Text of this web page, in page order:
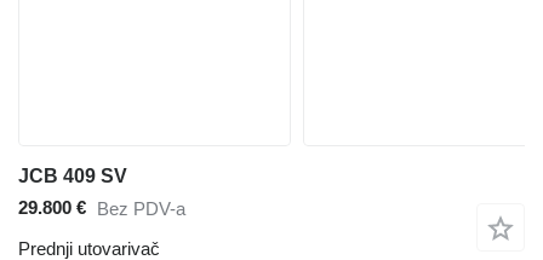
JCB 409 SV
29.800 € Bez PDV-a
Prednji utovarivač